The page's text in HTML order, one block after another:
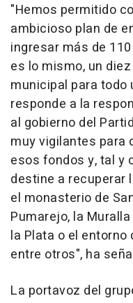
"Hemos permitido
ambicioso plan de
ingresar más de
es lo mismo, un
municipal para todo
responde a la
al gobierno del
muy vigilantes para
esos fondos y, tal y
destine a recuperar
el monasterio de
Pumarejo, la
la Plata o el entorno
entre otros", ha
La portavoz del